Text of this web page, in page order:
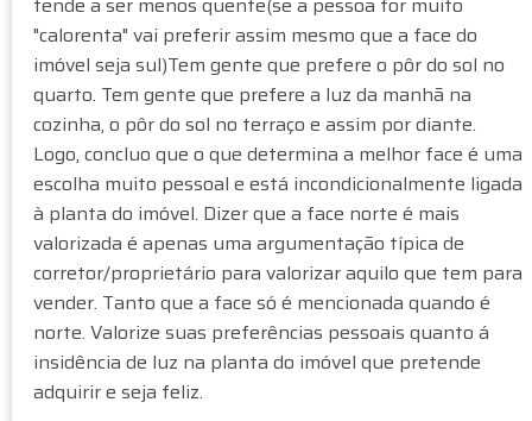
ã
o
e
r
i
f
i
c
a
d
o
)
p
e
n
d
e
"
o
r
d
t
a
b
a
c
à
A
R
E
S
P
O
S
T
A
C
U
T
"calorenta" vai preferir assim mesmo que a face do
imóvel seja sul)Tem gente que prefere o pôr do sol no
quarto. Tem gente que prefere a luz da manhã na
cozinha, o pôr do sol no terraço e assim por diante.
Logo, concluo que o que determina a melhor face é uma
escolha muito pessoal e está incondicionalmente ligada
à planta do imóvel. Dizer que a face norte é mais
valorizada é apenas uma argumentação típica de
corretor/proprietário para valorizar aquilo que tem para
vender. Tanto que a face só é mencionada quando é
norte. Valorize suas preferências pessoais quanto á
insidência de luz na planta do imóvel que pretende
adquirir e seja feliz.